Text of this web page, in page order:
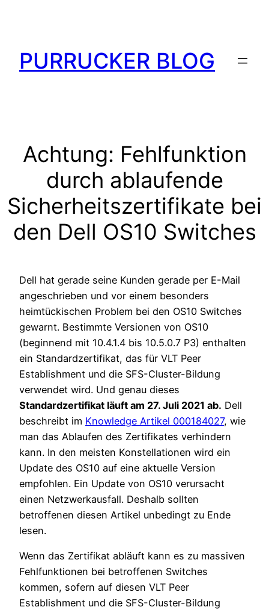
PURRUCKER BLOG
Achtung: Fehlfunktion
durch ablaufende
Sicherheitszertifikate bei
den Dell OS10 Switches
Dell hat gerade seine Kunden gerade per E-Mail
angeschrieben und vor einem besonders
heimtückischen Problem bei den OS10 Switches
gewarnt. Bestimmte Versionen von OS10
(beginnend mit 10.4.1.4 bis 10.5.0.7 P3) enthalten
ein Standardzertifikat, das für VLT Peer
Establishment und die SFS-Cluster-Bildung
verwendet wird. Und genau dieses
Standardzertifikat läuft am 27. Juli 2021 ab. Dell
beschreibt im Knowledge Artikel 000184027, wie
man das Ablaufen des Zertifikates verhindern
kann. In den meisten Konstellationen wird ein
Update des OS10 auf eine aktuelle Version
empfohlen. Ein Update von OS10 verursacht
einen Netzwerkausfall. Deshalb sollten
betroffenen diesen Artikel unbedingt zu Ende
lesen.
Wenn das Zertifikat abläuft kann es zu massiven
Fehlfunktionen bei betroffenen Switches
kommen, sofern auf diesen VLT Peer
Establishment und die SFS-Cluster-Bildung